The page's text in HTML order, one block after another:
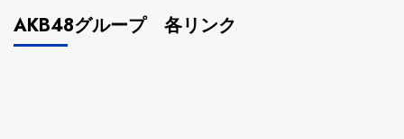
AKB48グループ 各リンク